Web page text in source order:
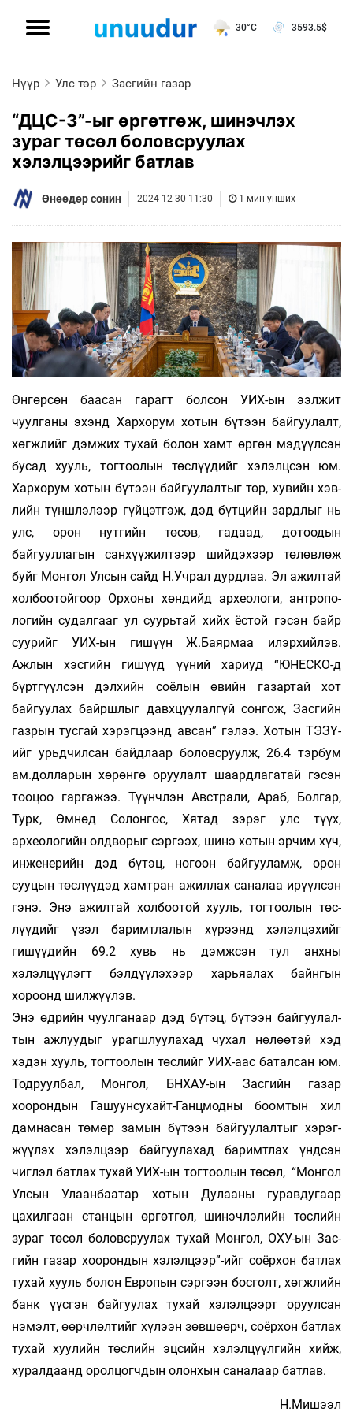
30°C 3593.5$
Нүүр Улс төр Засгийн газар
“ДЦС-3”-ыг өргөтгөж, шинэчлэх
зураг төсөл боловсруулах
хэлэлцээрийг батлав
Өнөөдөр сонин 2024-12-30 11:30 1 мин унших
Өнгөрсөн баасан гарагт болсон УИХ-ын ээлжит
чуулганы эхэнд Хархорум хотын бүтээн байгуулалт,
хөгжлийг дэмжих тухай бо­лон хамт өргөн мэдүүлсэн
бусад хууль, тогтоолын төслүүдийг хэ­лэлц­сэн юм.
Хархорум хотын бүтээн байгуулалтыг төр, хувийн хэв­
лийн түншлэлээр гүйцэтгэж, дэд бүтцийн зардлыг нь
улс, орон нут­гийн төсөв, гадаад, дотоодын
байгууллагын санхүүжилтээр ший­дэхээр төлөвлөж
буйг Монгол Улсын сайд Н.Учрал дурдлаа. Эл ажилтай
холбоотойгоор Орхоны хөндийд археологи, ант­ро­по­
логийн судалгааг ул суурьтай хийх ёстой гэсэн байр
суурийг УИХ-ын гишүүн Ж.Баярмаа илэрхийлэв.
Ажлын хэсгийн гишүүд үүний хариуд “ЮНЕСКО-д
бүртгүүлсэн дэлхийн соёлын өвийн газартай хот
байгуулах байршлыг давхцуулалгүй сонгож, Засгийн
газрын тусгай хэрэгцээнд авсан” гэлээ. Хотын ТЭЗҮ-
ийг урьдчилсан байдлаар боловсруулж, 26.4 тэрбум
ам.долларын хөрөнгө оруулалт шаардлагатай гэсэн
тооцоо гаргажээ. Түүнчлэн Австрали, Араб, Болгар,
Турк, Өмнөд Солонгос, Хятад зэрэг улс түүх,
археологийн олд­ворыг сэргээх, шинэ хотын эрчим хүч,
инженерийн дэд бүтэц, но­гоон байгууламж, орон
сууцын төслүүдэд хамтран ажиллах саналаа ирүүлсэн
гэнэ. Энэ ажилтай холбоотой хууль, тогтоолын төс­
лүүдийг үзэл баримтлалын хүрээнд хэлэлцэхийг
гишүүдийн 69.2 хувь нь дэмжсэн тул анхны
хэлэлцүүлэгт бэлдүүлэхээр харь­яа­лах байнгын
хороонд шилжүүлэв.
Энэ өдрийн чуулганаар дэд бүтэц, бүтээн бай­гуулал­
тын аж­луудыг урагшлуулахад чухал нөлөөтэй хэд
хэдэн хууль, тогтоолын төслийг УИХ-аас баталсан юм.
Тодруулбал, Монгол, БНХАУ-ын Засгийн газар
хоорондын Гашуунсухайт-Ганцмодны боом­тын хил
дамнасан төмөр замын бүтээн байгуулалтыг хэрэг­
жүү­­лэх хэлэлцээр байгуулахад баримтлах үндсэн
чиглэл батлах ту­хай УИХ-ын тогтоолын төсөл, “Монгол
Улсын Улаанбаатар хо­тын Дулааны гурав­дугаар
цахилгаан станцын өргөтгөл, ши­нэч­лэ­лийн төслийн
зураг төсөл боловсруулах тухай Монгол, ОХУ-ын Зас­­
гийн газар хоорондын хэлэлцээр”-ийг соёрхон батлах
тухай хууль болон Европын сэргээн босголт, хөгжлийн
банк үүс­гэн бай­гуу­­лах тухай хэлэлцээрт оруулсан
нэмэлт, өөрчлөлтийг хү­лээн зөв­­шөөрч, соёрхон батлах
тухай хуулийн төслийн эцсийн хэлэл­цүүл­гийн хийж,
хуралдаанд оролцогчдын олонхын саналаар бат­лав.
Н.Мишээл